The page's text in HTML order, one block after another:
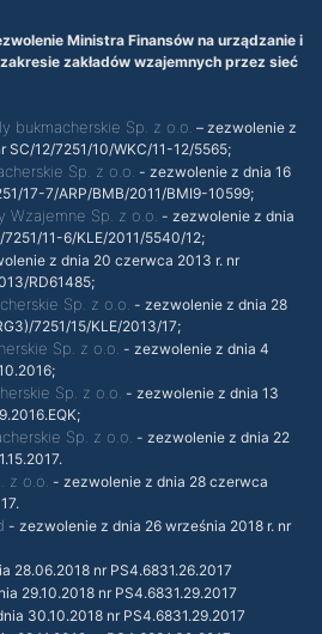
Ministra Finansów na urządzanie i
zakładów wzajemnych przez sieć
bukmacherskie Sp. z o.o. – zezwolenie z
SC/12/7251/10/WKC/11-12/5565;
Sp. z o.o. - zezwolenie z dnia 16
17-7/ARP/BMB/2011/BMI9-10599;
Wzajemne Sp. z o.o. - zezwolenie z dnia
7251/11-6/KLE/2011/5540/12;
z dnia 20 czerwca 2013 r. nr
RD61485;
Sp. z o.o. - zezwolenie z dnia 28
7251/15/KLE/2013/17;
Sp. z o.o. - zezwolenie z dnia 4
Sp. z o.o. - zezwolenie z dnia 13
Sp. z o.o. - zezwolenie z dnia 22
z o.o. - zezwolenie z dnia 28 czerwca
- zezwolenie z dnia 26 września 2018 r. nr
28.06.2018 nr PS4.6831.26.2017
29.10.2018 nr PS4.6831.29.2017
30.10.2018 nr PS4.6831.29.2017